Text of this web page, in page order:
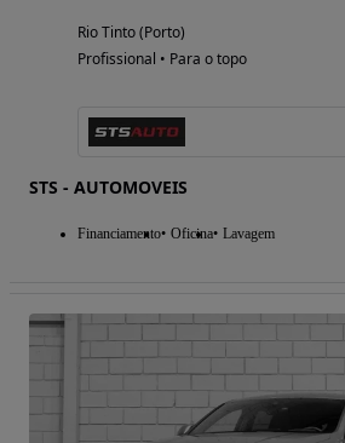
Rio Tinto (Porto)
Profissional • Para o topo
STS - AUTOMOVEIS
Financiamento Oficina Lavagem